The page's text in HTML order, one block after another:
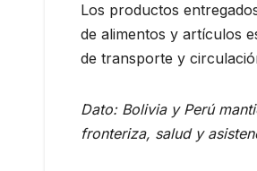
Los productos
de alimentos y artículos
de transporte y
Dato: Bolivia y Perú
fronteriza, salud y